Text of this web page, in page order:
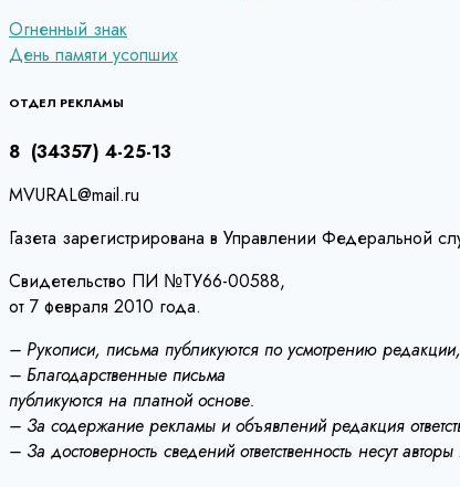
Навигация
по
записям
Огненный знак
День памяти усопших
ОТДЕЛ РЕКЛАМЫ
8 (34357) 4-25-13
MVURAL@mail.ru
Газета зарегистрирована в Управлении Федеральной
Свидетельство ПИ №ТУ66-00588,
от 7 февраля 2010 года.
– Рукописи, письма публикуются по усмотрению
– Благодарственные письма
публикуются на платной основе.
– За содержание рекламы и объявлений редакция
– За достоверность сведений ответственность несут